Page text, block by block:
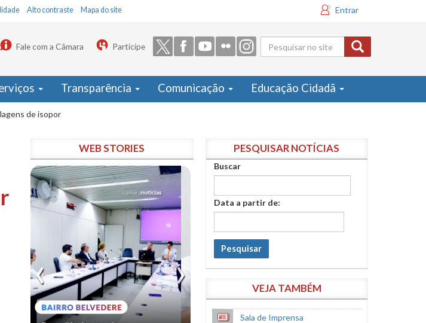
Alto contraste Mapa do site Entrar
Formulário
de busca
Fale com a Câmara Participe
Transparência Comunicação Educação Cidadã
de isopor
WEB STORIES PESQUISAR NOTÍCIAS
Buscar
Data a partir de:
Pesquisar
VEJA TAMBÉM
Sala de Imprensa